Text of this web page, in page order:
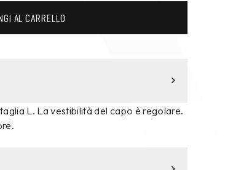
AL CARRELLO
L. La vestibilità del capo è regolare.